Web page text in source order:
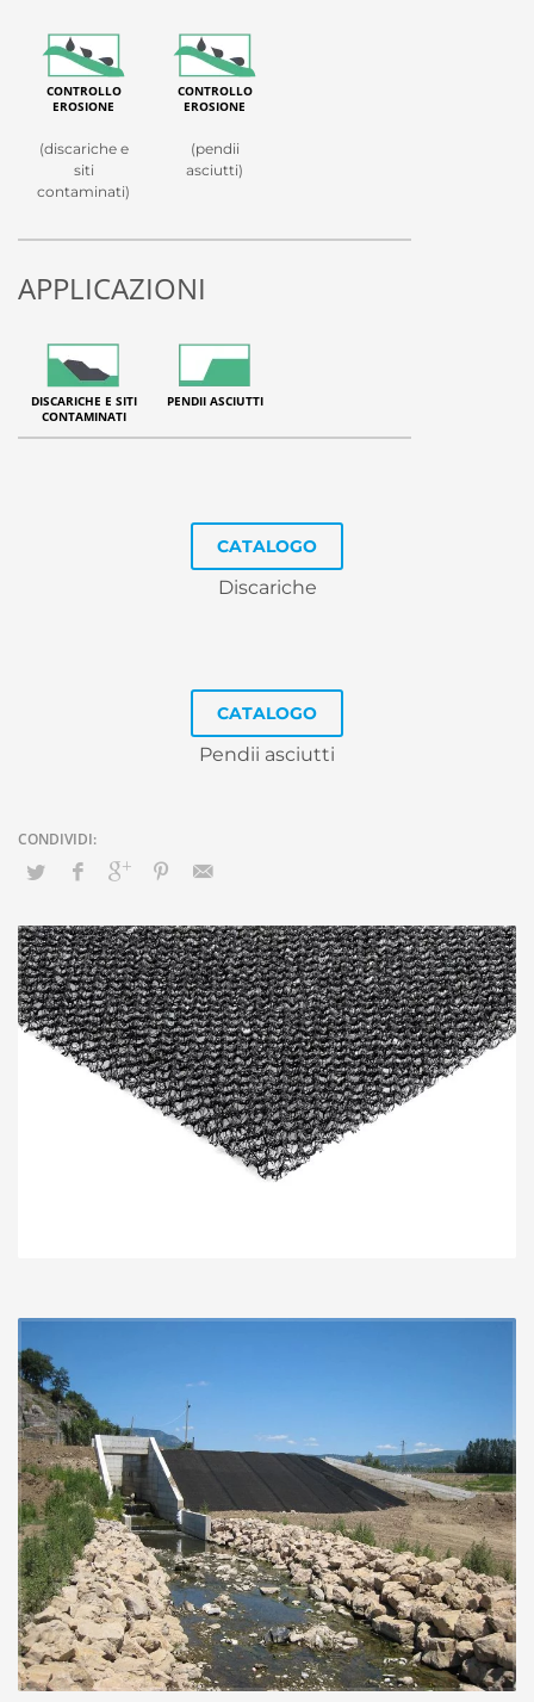
CONTROLLO
EROSIONE
(discariche e
siti
contaminati)
CONTROLLO
EROSIONE
(pendii
asciutti)
APPLICAZIONI
DISCARICHE E SITI
CONTAMINATI
PENDII ASCIUTTI
CATALOGO
Discariche
CATALOGO
Pendii asciutti